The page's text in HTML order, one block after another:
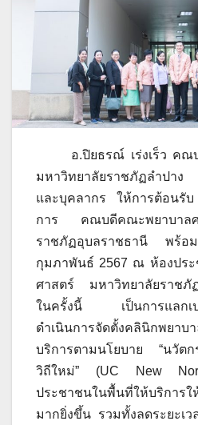
อ.ปิยธรณ์ เร่งเร็ว คณบ
มหาวิทยาลัยราชภัฏลำปา
และบุคลากร ให้การต้อนรั
การ คณบดีคณะพยาบาล
ราชภัฏอุบลราชธานี พร้
กุมภาพันธ์ 2567 ณ ห้องปร
ศาสตร์ มหาวิทยาลัยราชภั
ในครั้งนี้ เป็นการแลกเปลี่
ดำเนินการจัดตั้งคลินิกพยาบ
บริการตามนโยบาย “นวัต
วิถีใหม่” (UC New
ประชาชนในพื้นที่ให้บริการใ
มากยิ่งขึ้น รวมทั้งลดระยะเว